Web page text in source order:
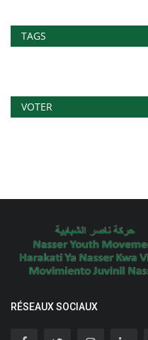
TAGS
VOTER
RÉSEAUX SOCIAUX